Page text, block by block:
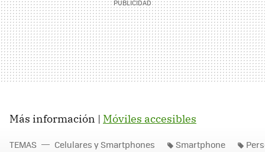
Más información | Móviles accesibles
TEMAS Celulares y Smartphones Smartphone